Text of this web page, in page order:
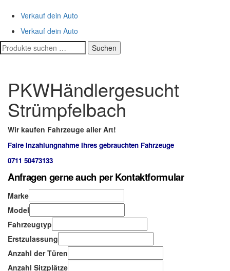
Verkauf dein Auto
Verkauf dein Auto
Suchen
nach:
Suchen
PKWHändlergesucht
Strümpfelbach
Wir kaufen Fahrzeuge aller Art!
Faire Inzahlungnahme Ihres gebrauchten Fahrzeuge
0711 50473133
Anfragen gerne auch per Kontaktformular
Marke
Model
Fahrzeugtyp
Erstzulassung
Anzahl der Türen
Anzahl Sitzplätze